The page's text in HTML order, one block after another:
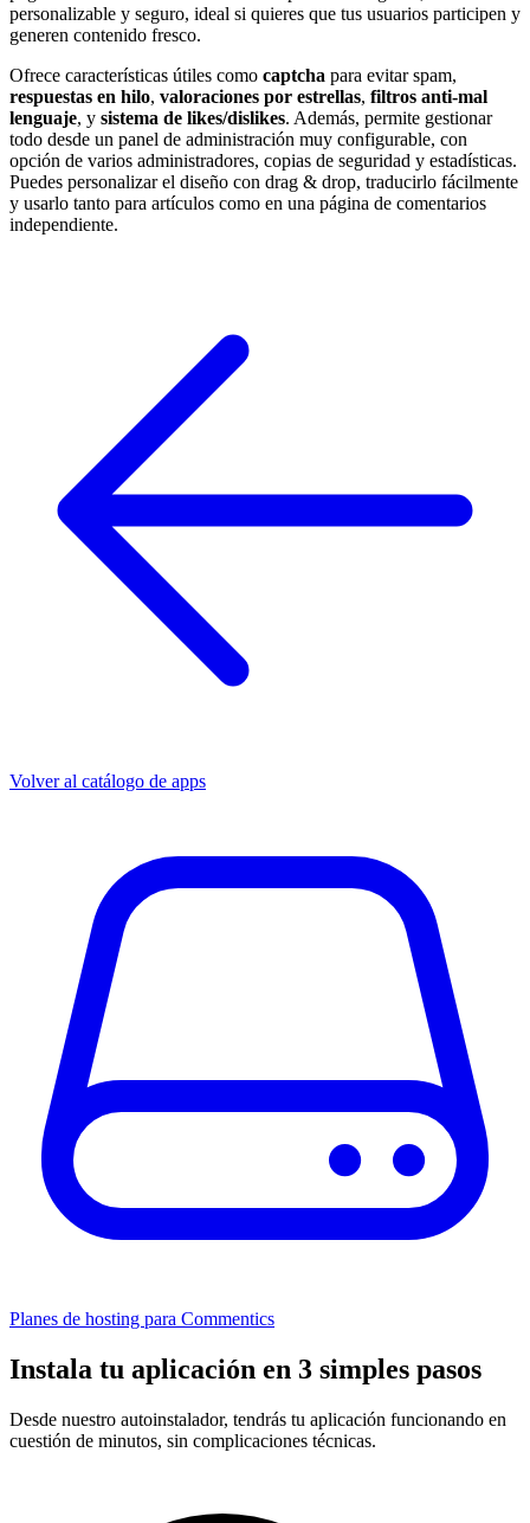
personalizable y seguro, ideal si quieres que tus usuarios participen y
generen contenido fresco.
Ofrece características útiles como captcha para evitar spam,
respuestas en hilo, valoraciones por estrellas, filtros anti-mal
lenguaje, y sistema de likes/dislikes. Además, permite gestionar
todo desde un panel de administración muy configurable, con
opción de varios administradores, copias de seguridad y estadísticas.
Puedes personalizar el diseño con drag & drop, traducirlo fácilmente
y usarlo tanto para artículos como en una página de comentarios
independiente.
Volver al catálogo de apps
Planes de hosting para Commentics
Instala tu aplicación en 3 simples pasos
Desde nuestro autoinstalador, tendrás tu aplicación funcionando en
cuestión de minutos, sin complicaciones técnicas.